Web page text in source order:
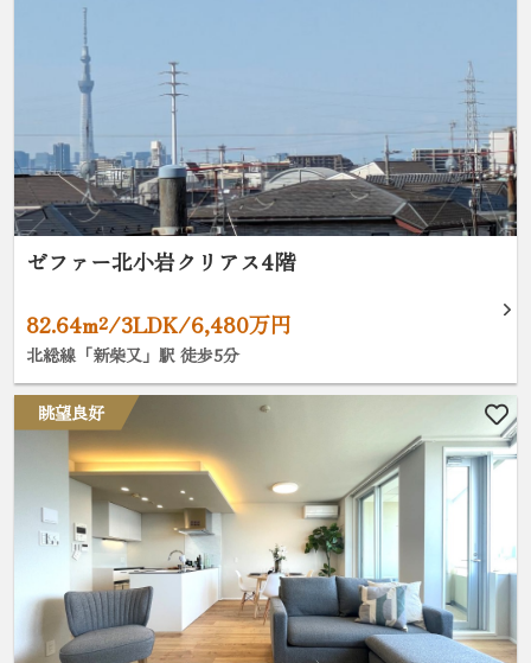
ゼファー北小岩クリアス4階
82.64m²/3LDK/6,480万円
北総線「新柴又」駅 徒歩5分
眺望良好